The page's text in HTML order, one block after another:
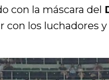
con la máscara del
con los luchadores